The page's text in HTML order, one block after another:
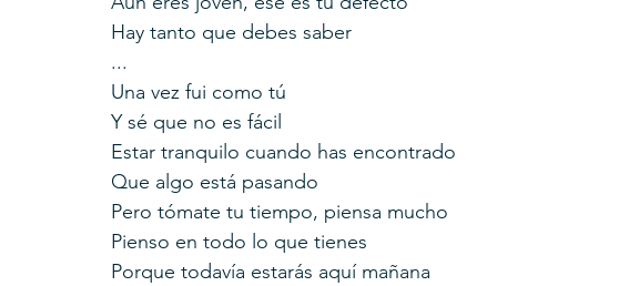
Hay tanto que debes saber
...
Una vez fui como tú
Y sé que no es fácil
Estar tranquilo cuando has encontrado
Que algo está pasando
Pero tómate tu tiempo, piensa mucho
Pienso en todo lo que tienes
Porque todavía estarás aquí mañana